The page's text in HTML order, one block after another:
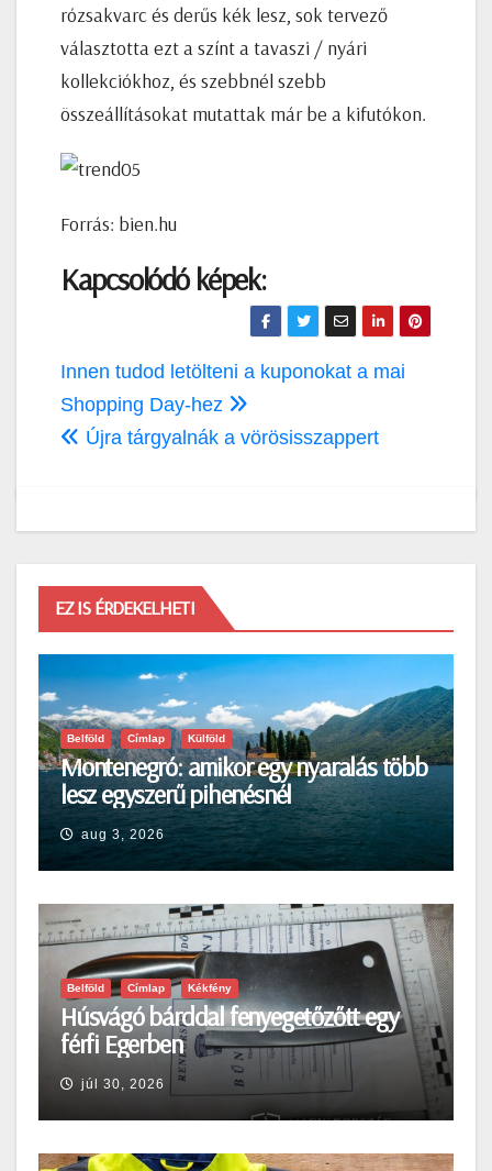
rózsakvarc és derűs kék lesz, sok tervező
választotta ezt a színt a tavaszi / nyári
kollekciókhoz, és szebbnél szebb
összeállításokat mutattak már be a kifutókon.
Forrás: bien.hu
Kapcsolódó képek:
Bejegyzés
navigáció
Innen tudod letölteni a kuponokat a mai
Shopping Day-hez
Újra tárgyalnák a vörösisszappert
EZ IS ÉRDEKELHETI
Belföld Címlap Külföld
Montenegró: amikor egy nyaralás több
lesz egyszerű pihenésnél
aug 3, 2026
Belföld Címlap Kékfény
Húsvágó bárddal fenyegetőzőtt egy
férfi Egerben
júl 30, 2026